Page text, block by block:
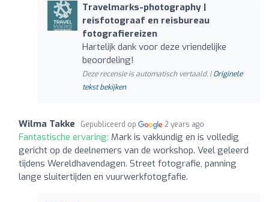
Travelmarks-photography |
reisfotograaf en reisbureau
fotografiereizen
Hartelijk dank voor deze vriendelijke
beoordeling!
Deze recensie is automatisch vertaald. |Originele
tekst bekijken
Wilma Takke Gepubliceerd op 2 years ago
Fantastische ervaring: Mark is vakkundig en is volledig
gericht op de deelnemers van de workshop. Veel geleerd
tijdens Wereldhavendagen. Street fotografie, panning
lange sluitertijden en vuurwerkfotogfafie.